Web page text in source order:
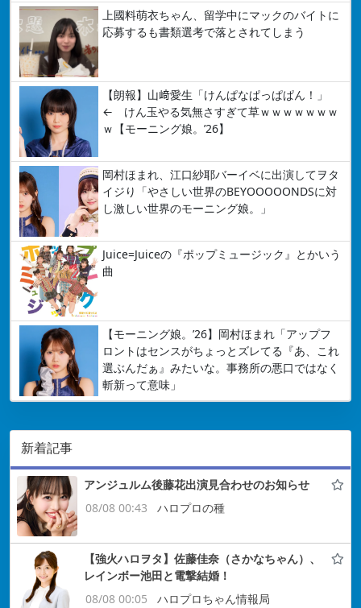
上國料萌衣ちゃん、留学中にマックのバイトに
応募するも書類選考で落とされてしまう
【朗報】山﨑愛生「けんぱなぱっぱぱん！」
← けん玉やる気無さすぎて草ｗｗｗｗｗｗｗ
ｗ【モーニング娘。’26】
岡村ほまれ、江口紗耶バーイベに出演してヲタ
イジり「やさしい世界のBEYOOOOONDSに対
し激しい世界のモーニング娘。」
Juice=Juiceの『ポップミュージック』とかいう
曲
【モーニング娘。’26】岡村ほまれ「アップフ
ロントはセンスがちょっとズレてる『あ、これ
選ぶんだぁ』みたいな。事務所の悪口ではなく
斬新って意味」
新着記事
アンジュルム後藤花出演見合わせのお知らせ
08/08 00:43
ハロプロの種
【強火ハロヲタ】佐藤佳奈（さかなちゃん）、
レインボー池田と電撃結婚！
08/08 00:05
ハロプロちゃん情報局